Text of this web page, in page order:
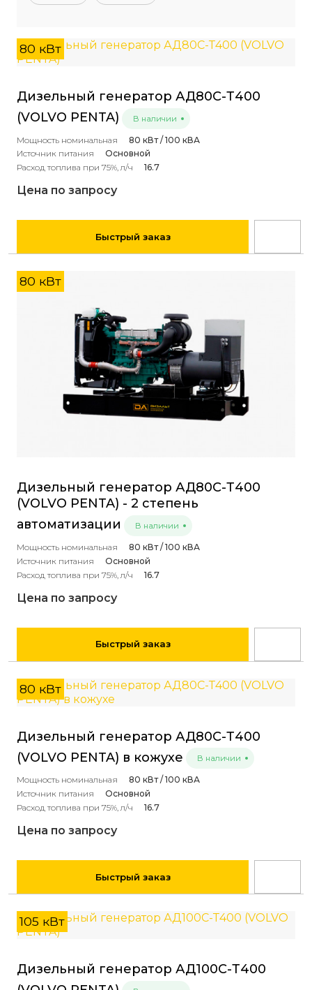
80 кВт
Дизельный генератор АД80С-Т400
(VOLVO PENTA)
В наличии
Мощность номинальная
80 кВт / 100 кВА
Источник питания
Основной
Расход топлива при 75%, л/ч
16.7
Цена по запросу
Быстрый заказ
80 кВт
Дизельный генератор АД80С-Т400
(VOLVO PENTA) - 2 степень
автоматизации
В наличии
Мощность номинальная
80 кВт / 100 кВА
Источник питания
Основной
Расход топлива при 75%, л/ч
16.7
Цена по запросу
Быстрый заказ
80 кВт
Дизельный генератор АД80С-Т400
(VOLVO PENTA) в кожухе
В наличии
Мощность номинальная
80 кВт / 100 кВА
Источник питания
Основной
Расход топлива при 75%, л/ч
16.7
Цена по запросу
Быстрый заказ
105 кВт
Дизельный генератор АД100С-Т400